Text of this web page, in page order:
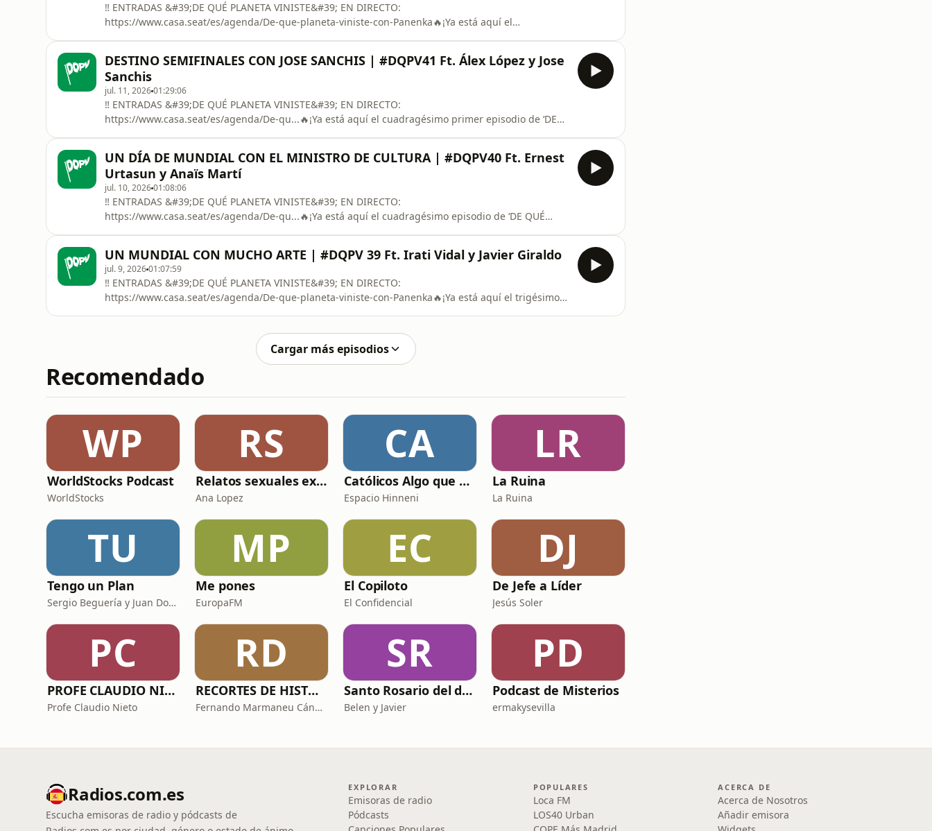
‼️ ENTRADAS &#39;DE QUÉ PLANETA VINISTE&#39; EN DIRECTO:
https://www.casa.seat/es/agenda/De-que-planeta-viniste-con-Panenka🔥¡Ya está aquí el
e Inglaterra consiguen vencer en la prórroga (no sin polémicas arbitrales en ambos partidos) y
quedan definidas las cuatro mejores selecciones del Mundial. Repasaremo
DESTINO SEMIFINALES CON JOSE SANCHIS | #DQPV41 Ft. Álex López y Jose
Sanchis
jul. 11, 202601:29:06
‼️ ENTRADAS &#39;DE QUÉ PLANETA VINISTE&#39; EN DIRECTO:
https://www.casa.seat/es/agenda/De-qu...🔥¡Ya está aquí el cuadragésimo primer episodio de ‘DE
en el último suspiro y Francia aguarda a la vuelta de la esquina. Hablaremos de ‘La Roja’ con Jose
Sanchis y Álex López, pero también sobre todo lo que qu
UN DÍA DE MUNDIAL CON EL MINISTRO DE CULTURA | #DQPV40 Ft. Ernest
Urtasun y Anaïs Martí
jul. 10, 202601:08:06
‼️ ENTRADAS &#39;DE QUÉ PLANETA VINISTE&#39; EN DIRECTO:
https://www.casa.seat/es/agenda/De-qu...🔥¡Ya está aquí el cuadragésimo episodio de ‘DE QUÉ
ellos repasamos cómo llega la selección a este encuent
UN MUNDIAL CON MUCHO ARTE | #DQPV 39 Ft. Irati Vidal y Javier Giraldo
jul. 9, 202601:07:59
‼️ ENTRADAS &#39;DE QUÉ PLANETA VINISTE&#39; EN DIRECTO:
https://www.casa.seat/es/agenda/De-que-planeta-viniste-con-Panenka🔥¡Ya está aquí el trigésimo
Francia-Marruecos a nivel futbolístico y sus implicaciones polít
Cargar más episodios
Recomendado
WP
WorldStocks Podcast
WorldStocks
RS
Relatos sexuales explícitos
Ana Lopez
CA
Católicos Algo que Saber
Espacio Hinneni
LR
La Ruina
La Ruina
TU
Tengo un Plan
Sergio Beguería y Juan Domínguez
MP
Me pones
EuropaFM
EC
El Copiloto
El Confidencial
DJ
De Jefe a Líder
Jesús Soler
PC
PROFE CLAUDIO NIETO
Profe Claudio Nieto
RD
RECORTES DE HISTORIA Y CIENCIA
Fernando Marmaneu Cánovas
SR
Santo Rosario del día. 🙏 Reza con nosotros en castellano 🇪🇸
Belen y Javier
PD
Podcast de Misterios
ermakysevilla
Radios.com.es
Escucha emisoras de radio y pódcasts de
EXPLORAR
Emisoras de radio
Pódcasts
POPULARES
Loca FM
LOS40 Urban
ACERCA DE
Acerca de Nosotros
Añadir emisora